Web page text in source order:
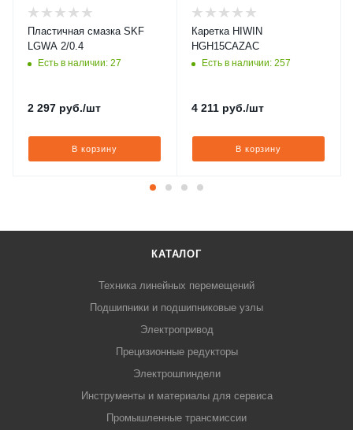
Пластичная смазка SKF
LGWA 2/0.4
Есть в наличии: 27
2 297 руб./шт
В корзину
Каретка HIWIN
HGH15CAZAC
Есть в наличии: 257
4 211 руб./шт
В корзину
КАТАЛОГ
Техника линейных перемещений
Подшипники и подшипниковые узлы
Электропривод
Прецизионные редукторы
Электрошпиндели
Инструменты и материалы для сервиса
Промышленные трансмиссии